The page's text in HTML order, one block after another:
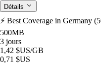
Détails
⚡️ Best Coverage in Germany
500MB
3 jours
1,42 $US/GB
0,71 $US